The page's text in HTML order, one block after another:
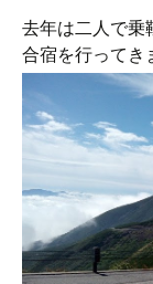
去年は二人で乗
合宿を行ってき